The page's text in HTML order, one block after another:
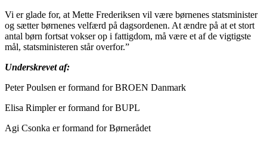
Vi er glade for, at Mette Frederiksen vil være børnenes statsminister
og sætter børnenes velfærd på dagsordenen. At ændre på at et stort
antal børn fortsat vokser op i fattigdom, må være et af de vigtigste
mål, statsministeren står overfor.”
Underskrevet af:
Peter Poulsen er formand for BROEN Danmark
Elisa Rimpler er formand for BUPL
Agi Csonka er formand for Børnerådet